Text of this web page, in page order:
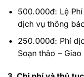
500.000đ: Lệ
dịch vụ thông
250.000đ: Phí
Soạn thảo –